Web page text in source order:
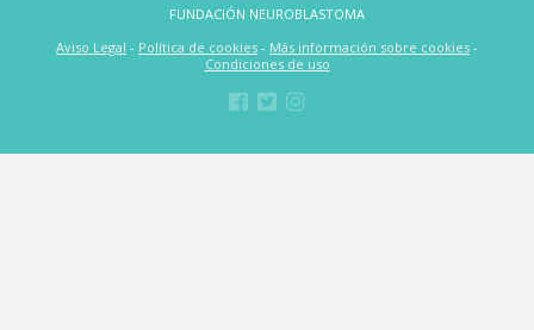
FUNDACIÓN NEUROBLASTOMA
Aviso Legal - Política de cookies - Más información sobre cookies -
Condiciones de uso